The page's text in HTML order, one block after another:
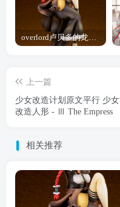
overlord卢贝多的龙王谁厉害 「Overlord」露普斯蕾琪娜·贝塔手办开订
上一篇
少女改造计划原文平行 少女
改造人形 - Ⅲ The Empress
相关推荐